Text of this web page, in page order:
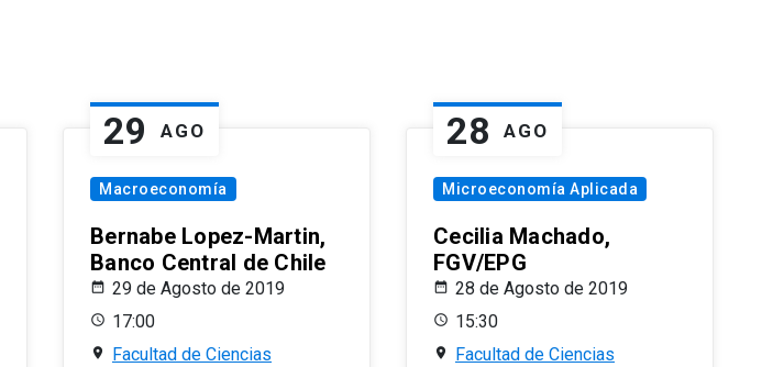
29 AGO
Macroeconomía
Bernabe Lopez-Martin,
Banco Central de Chile
29 de Agosto de 2019
17:00
Facultad de Ciencias
28 AGO
Microeconomía Aplicada
Cecilia Machado,
FGV/EPG
28 de Agosto de 2019
15:30
Facultad de Ciencias